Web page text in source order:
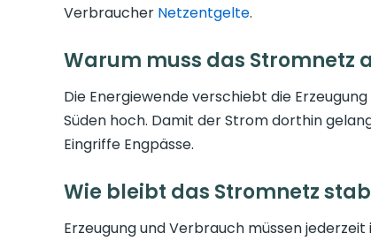
Verbraucher Netzentgelte.
Warum muss das Stromnetz
Die Energiewende verschiebt die
Süden hoch. Damit der Strom dorthin
Eingriffe Engpässe.
Wie bleibt das Stromnetz
Erzeugung und Verbrauch müssen